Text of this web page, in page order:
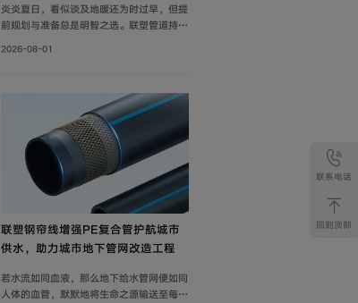
炎炎夏日，看似谈及地暖还为时过早，但提
前规划与准备总是明智之选。联塑管道持续
垢系列家装PE-RT采暖管，既满足家庭冬
2026-08-01
联塑钢帘线增强PE复合管护航城市
供水，助力城市地下管网改造工程
若水流如同血液，那么地下给水管网便如同
人体的血管，默默地将生命之源输送至每一
联系电话
回到顶部